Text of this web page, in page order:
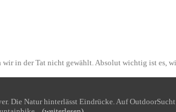
in der Tat nicht gewählt. Absolut wichtig ist es,
Die Natur hinterlässt Eindrücke. Auf